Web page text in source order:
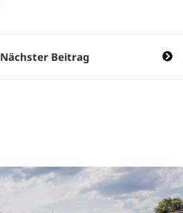
Nächster Beitrag